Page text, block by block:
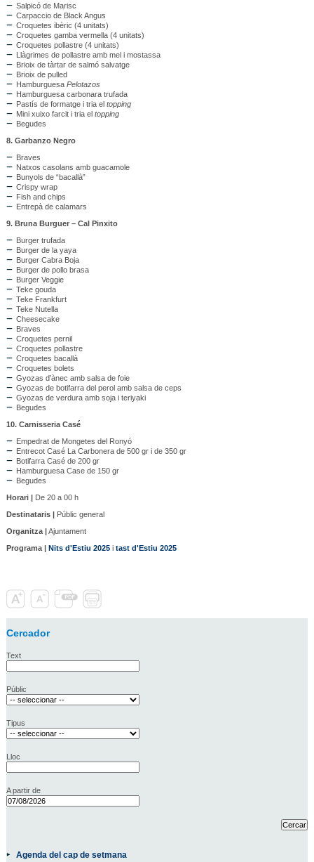
Salpicó de Marisc
Carpaccio de Black Angus
Croquetes ibèric (4 unitats)
Croquetes gamba vermella (4 unitats)
Croquetes pollastre (4 unitats)
Llàgrimes de pollastre amb mel i mostassa
Brioix de tàrtar de salmó salvatge
Brioix de pulled
Hamburguesa Pelotazos
Hamburguesa carbonara trufada
Pastís de formatge i tria el topping
Mini xuixo farcit i tria el topping
Begudes
8. Garbanzo Negro
Braves
Natxos casolans amb guacamole
Bunyols de “bacallà”
Crispy wrap
Fish and chips
Entrepà de calamars
9. Bruna Burguer – Cal Pinxito
Burger trufada
Burger de la yaya
Burger Cabra Boja
Burger de pollo brasa
Burger Veggie
Teke gouda
Teke Frankfurt
Teke Nutella
Cheesecake
Braves
Croquetes pernil
Croquetes pollastre
Croquetes bacallà
Croquetes bolets
Gyozas d’ànec amb salsa de foie
Gyozas de botifarra del perol amb salsa de ceps
Gyozas de verdura amb soja i teriyaki
Begudes
10. Carnisseria Casé
Empedrat de Mongetes del Ronyó
Entrecot Casé La Carbonera de 500 gr i de 350 gr
Botifarra Casé de 200 gr
Hamburguesa Case de 150 gr
Begudes
Horari |De 20 a 00 h
Destinataris |Públic general
Organitza |Ajuntament
Programa | Nits d'Estiu 2025i tast d'Estiu 2025
Cercador
Text
Públic
Tipus
Lloc
A partir de
Agenda del cap de setmana